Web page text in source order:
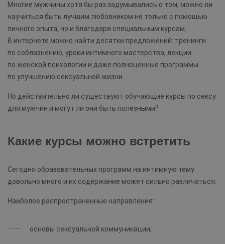
Многие мужчины хотя бы раз задумывались о том, можно ли
научиться быть лучшим любовником не только с помощью
личного опыта, но и благодаря специальным курсам.
В интернете можно найти десятки предложений: тренинги
по соблазнению, уроки интимного мастерства, лекции
по женской психологии и даже полноценные программы
по улучшению сексуальной жизни.
Но действительно ли существуют обучающие курсы по сексу
для мужчин и могут ли они быть полезными?
Какие курсы можно встретить
Сегодня образовательных программ на интимную тему
довольно много и их содержание может сильно различаться.
Наиболее распространенные направления:
основы сексуальной коммуникации;